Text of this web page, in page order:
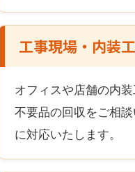
工事現場・内装
オフィスや店舗の内
不要品の回収をご相
に対応いたします。